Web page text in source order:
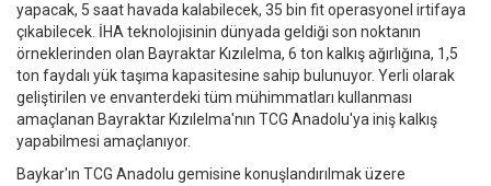
yapacak, 5 saat havada kalabilecek, 35 bin fit operasyonel irtifaya
çıkabilecek. İHA teknolojisinin dünyada geldiği son noktanın
örneklerinden olan Bayraktar Kızılelma, 6 ton kalkış ağırlığına, 1,5
ton faydalı yük taşıma kapasitesine sahip bulunuyor. Yerli olarak
geliştirilen ve envanterdeki tüm mühimmatları kullanması
amaçlanan Bayraktar Kızılelma'nın TCG Anadolu'ya iniş kalkış
yapabilmesi amaçlanıyor.
Baykar'ın TCG Anadolu gemisine konuşlandırılmak üzere